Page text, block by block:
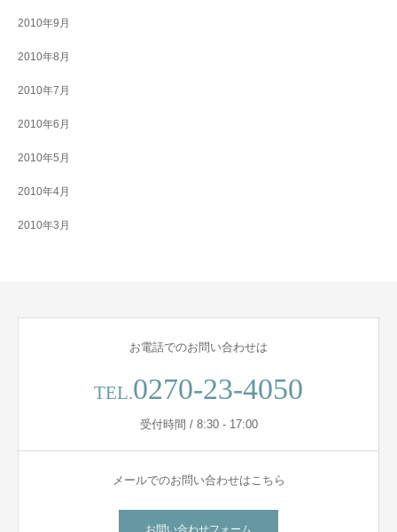
2010年9月
2010年8月
2010年7月
2010年6月
2010年5月
2010年4月
2010年3月
お電話でのお問い合わせは
TEL.0270-23-4050
受付時間 / 8:30 - 17:00
メールでのお問い合わせはこちら
お問い合わせフォーム